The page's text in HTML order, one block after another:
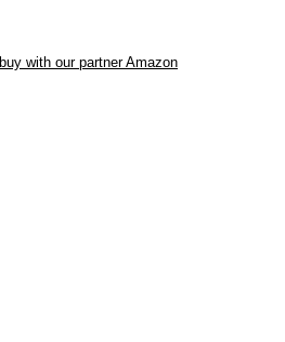
buy with our partner Amazon